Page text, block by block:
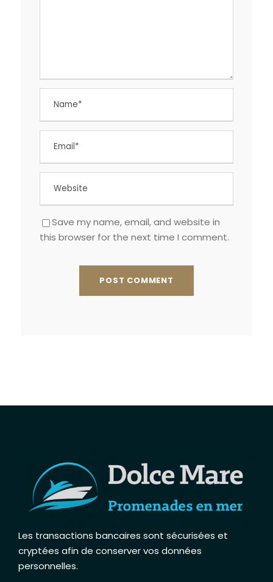
Save my name, email, and website in
this browser for the next time I comment.
Les transactions bancaires sont sécurisées et
cryptées afin de conserver vos données
personnelles.